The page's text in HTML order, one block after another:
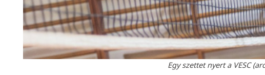
Egy szettet nyert a VESC